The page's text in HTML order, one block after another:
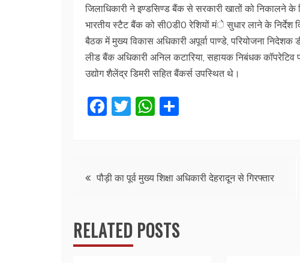
जिलाधिकारी ने इण्डसिण्ड बैंक से सरकारी खातों को निकालने के
भारतीय स्टैट बैंक को सी0डी0 रेशियों मंे सुधार लाने के निर्देश
बैठक में मुख्य विकास अधिकारी अपूर्वा पाण्डे, परियोजना
लीड बैंक अधिकारी अनिल कटारिया, सहायक निबंधक कॉपरेटिव
उद्योग शैलेंद्र डिमरी सहित बैंकर्स उपस्थित थे।
F
b
o
k
T
W
A
p
Postपौड़ी का पूर्व मुख्य शिक्षा अधिकारी देहरादून से गिरफ्तार
RELATED POSTS